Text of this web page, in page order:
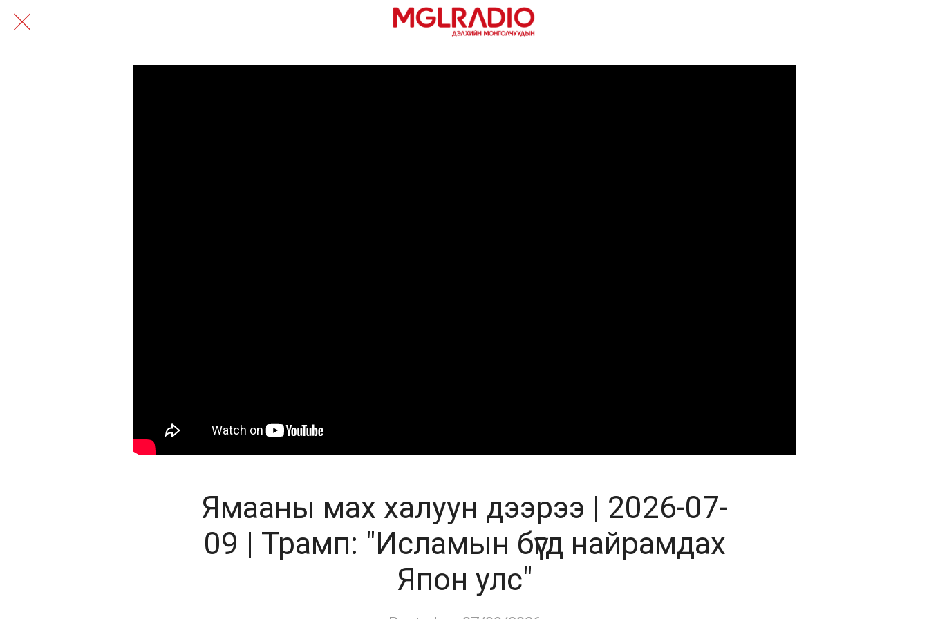
Ямааны мах халуун дээрээ | 2026-07-
09 | Трамп: "Исламын бүгд найрамдах
Япон улс"